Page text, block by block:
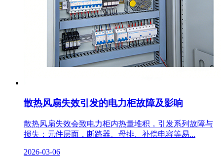
散热风扇失效引发的电力柜故障及影响
散热风扇失效会致电力柜内热量堆积，引发系列故障与
损失：元件层面，断路器、母排、补偿电容等易...
2026-03-06